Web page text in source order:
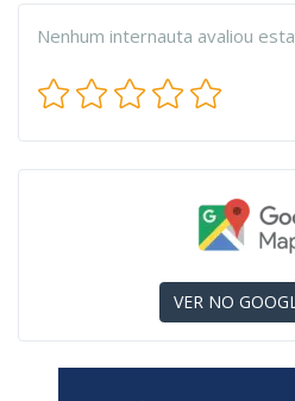
Nenhum internauta avaliou
VER NO